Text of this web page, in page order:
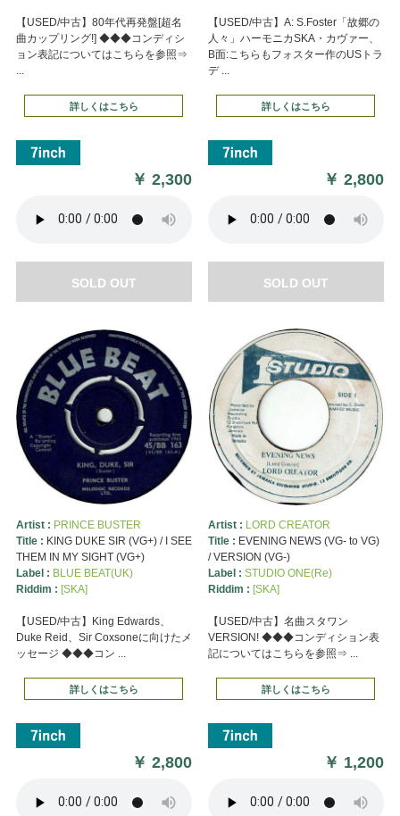
【USED/中古】80年代再発盤[超名
曲カップリング!] ◆◆◆コンディシ
ョン表記についてはこちらを参照⇒
...
詳しくはこちら
￥2,300
SOLD OUT
【USED/中古】A: S.Foster「故郷の
人々」ハーモニカSKA・カヴァー、
B面:こちらもフォスター作のUSトラ
デ ...
詳しくはこちら
￥2,800
SOLD OUT
Artist : PRINCE BUSTER
Title : KING DUKE SIR (VG+) / I SEE
THEM IN MY SIGHT (VG+)
Label : BLUE BEAT(UK)
Riddim : [SKA]
【USED/中古】King Edwards、
Duke Reid、Sir Coxsoneに向けたメ
ッセージ ◆◆◆コン ...
詳しくはこちら
￥2,800
Artist : LORD CREATOR
Title : EVENING NEWS (VG- to VG)
/ VERSION (VG-)
Label : STUDIO ONE(Re)
Riddim : [SKA]
【USED/中古】名曲スタワン
VERSION! ◆◆◆コンディション表
記についてはこちらを参照⇒ ...
詳しくはこちら
￥ 1,200